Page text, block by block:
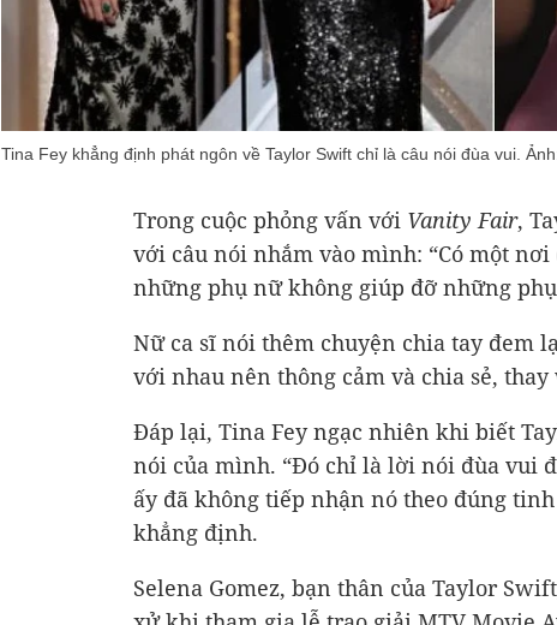
Tina Fey khẳng định phát ngôn về Taylor Swift chỉ là câu nói đùa vui.
Trong cuộc phỏng vấn với Vanity Fair,
với câu nói nhắm vào mình: “Có một
những phụ nữ không giúp đỡ những
Nữ ca sĩ nói thêm chuyện chia tay đem
với nhau nên thông cảm và chia sẻ,
Đáp lại, Tina Fey ngạc nhiên khi biết
nói của mình. “Đó chỉ là lời nói đùa vui
ấy đã không tiếp nhận nó theo đúng
khẳng định.
Selena Gomez, bạn thân của Taylor